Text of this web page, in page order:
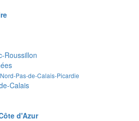
Roussillon
Nord-Pas-de-Calais-Picardie
Calais
d'Azur